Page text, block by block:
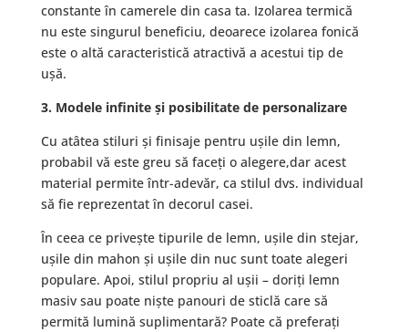
constante în camerele din casa ta. Izolarea termică
nu este singurul beneficiu, deoarece izolarea fonică
este o altă caracteristică atractivă a acestui tip de
ușă.
3. Modele infinite și posibilitate de personalizare
Cu atâtea stiluri și finisaje pentru ușile din lemn,
probabil vă este greu să faceți o alegere,dar acest
material permite într-adevăr, ca stilul dvs. individual
să fie reprezentat în decorul casei.
În ceea ce privește tipurile de lemn, ușile din stejar,
ușile din mahon și ușile din nuc sunt toate alegeri
populare. Apoi, stilul propriu al ușii – doriți lemn
masiv sau poate niște panouri de sticlă care să
permită lumină suplimentară? Poate că preferați